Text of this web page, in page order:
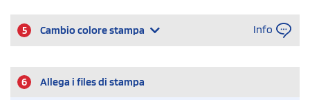
5 Cambio colore stampa Info
6 Allega i files di stampa